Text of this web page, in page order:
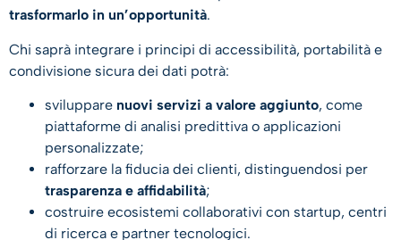
trasformarlo in un’opportunità.
Chi saprà integrare i principi di accessibilità, portabilità e
condivisione sicura dei dati potrà:
sviluppare nuovi servizi a valore aggiunto, come
piattaforme di analisi predittiva o applicazioni
personalizzate;
rafforzare la fiducia dei clienti, distinguendosi per
trasparenza e affidabilità;
costruire ecosistemi collaborativi con startup, centri
di ricerca e partner tecnologici.